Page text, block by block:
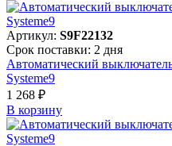
Артикул: S9F22132
Срок поставки: 2 дня
Автоматический
Systeme9
1 268 ₽
В корзинy